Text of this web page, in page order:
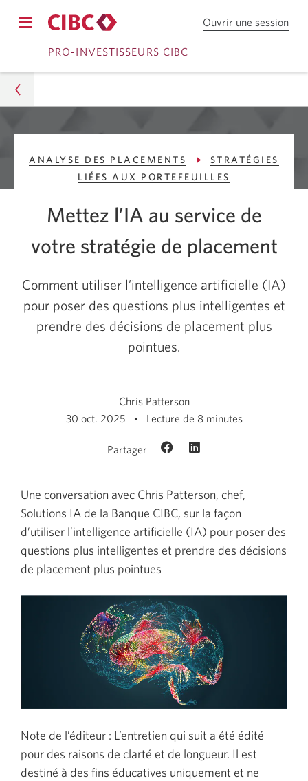
Passer
à
Passer
au
navigationPRO-INVESTISSEURS CIBC
Ouvrir une session
en
C
C.
Pro-Investisseurs CIBC
Conseils
ANALYSE DES PLACEMENTS
STRATÉGIES
LIÉES AUX PORTEFEUILLES
Mettez l’IA au service de
votre stratégie de placement
Comment utiliser l’intelligence artificielle (IA)
pour poser des questions plus intelligentes et
prendre des décisions de placement plus
pointues.
Chris Patterson
30 oct. 2025
Lecture de 8 minutes
Partager
Une conversation avec Chris Patterson, chef,
Solutions IA de la Banque CIBC, sur la façon
d’utiliser l’intelligence artificielle (IA) pour poser des
questions plus intelligentes et prendre des décisions
de placement plus pointues
Note de l’éditeur : L’entretien qui suit a été édité
pour des raisons de clarté et de longueur. Il est
destiné à des fins éducatives uniquement et ne